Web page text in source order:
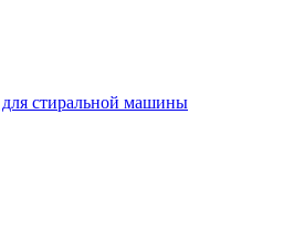
стиральной машины